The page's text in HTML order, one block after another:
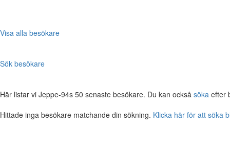
Visa alla besökare
Sök besökare
Här listar vi Jeppe-94s 50 senaste besökare. Du kan också söka efter
Hittade inga besökare matchande din sökning. Klicka här för att söka